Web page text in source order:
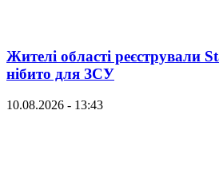
Жителі області реєстрували
нібито для ЗСУ
10.08.2026 - 13:43